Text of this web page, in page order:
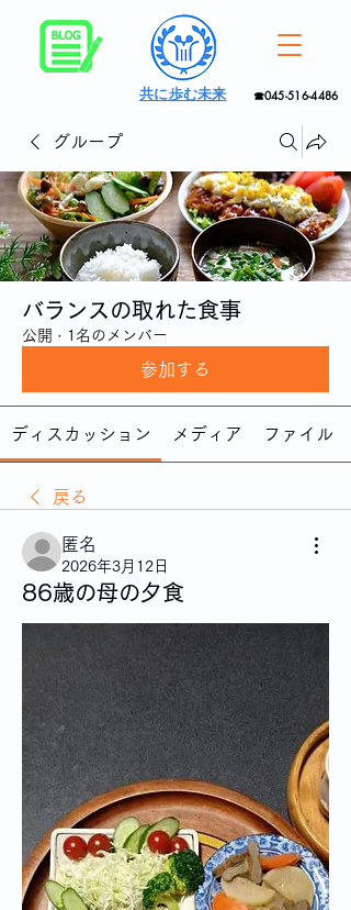
☎045-516-4486
共に歩む未来
グループ
バランスの取れた食事
公開 · 1名のメンバー
参加する
ディスカッション メディア ファイル
戻る
匿名
2026年3月12日
86歳の母の夕食